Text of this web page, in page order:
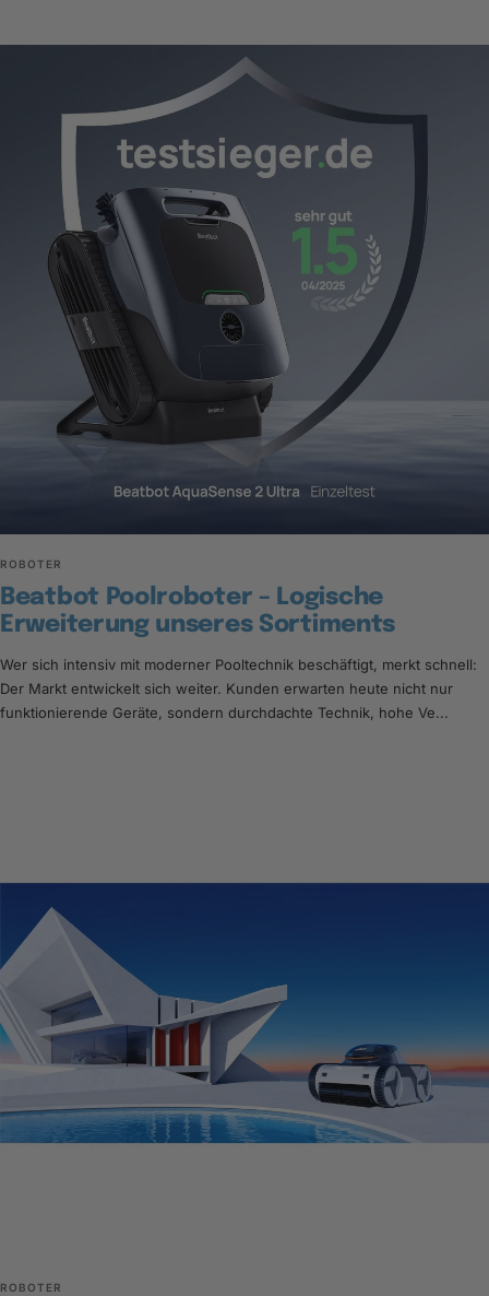
ROBOTER
Beatbot Poolroboter – Logische
Erweiterung unseres Sortiments
Wer sich intensiv mit moderner Pooltechnik beschäftigt, merkt schnell:
Der Markt entwickelt sich weiter. Kunden erwarten heute nicht nur
funktionierende Geräte, sondern durchdachte Technik, hohe Ve...
ROBOTER